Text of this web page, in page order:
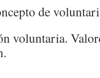
de
voluntaria.